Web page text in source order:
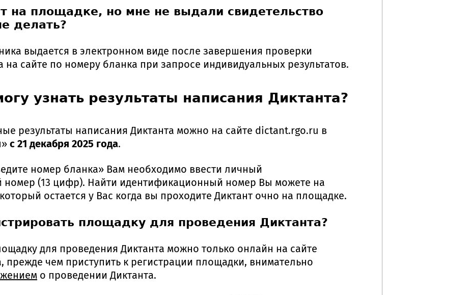
на площадке, но мне не выдали свидетельство
делать?
выдается в электронном виде после завершения проверки
на сайте по номеру бланка при запросе индивидуальных результатов.
узнать результаты написания Диктанта?
результаты написания Диктанта можно на сайте dictant.rgo.ru в
с 21 декабря 2025 года.
номер бланка» Вам необходимо ввести личный
(13 цифр). Найти идентификационный номер Вы можете на
остается у Вас когда вы проходите Диктант очно на площадке.
площадку для проведения Диктанта?
для проведения Диктанта можно только онлайн на сайте
прежде чем приступить к регистрации площадки, внимательно
о проведении Диктанта.